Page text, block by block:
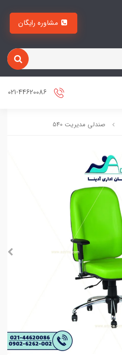
صندلی مدیریت 540